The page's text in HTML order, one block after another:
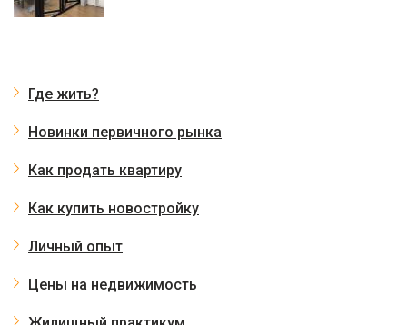
Где жить?
Новинки первичного рынка
Как продать квартиру
Как купить новостройку
Личный опыт
Цены на недвижимость